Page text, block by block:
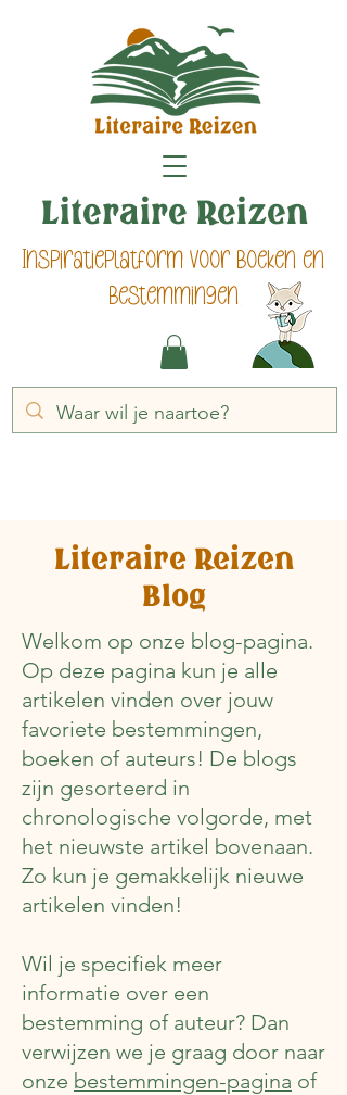
Inspiratieplatform voor boeken en
bestemmingen
Literaire Reizen
Literaire Reizen
Blog
Welkom op onze blog-pagina.
Op deze pagina kun je alle
artikelen vinden over jouw
favoriete bestemmingen,
boeken of auteurs! De blogs
zijn gesorteerd in
chronologische volgorde, met
het nieuwste artikel bovenaan.
Zo kun je gemakkelijk nieuwe
artikelen vinden!
Wil je specifiek meer
informatie over een
bestemming of auteur? Dan
verwijzen we je graag door naar
onze bestemmingen-pagina of